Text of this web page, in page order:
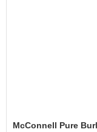
McConnell Pure